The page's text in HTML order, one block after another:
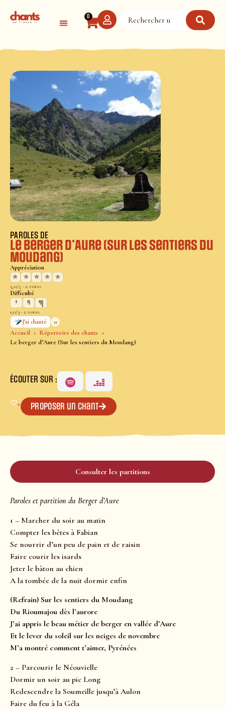
0
Accueil
Répertoire des chants
Le berger d’Aure (Sur les sentiers du Moudang)
PAROLES DE
Le berger d’Aure (Sur les sentiers du
Moudang)
Appréciation
★
★ ★ ★ ★
5,0/5 · 2 votes
Difficulté
1,0/3 · 2 votes
J’ai chanté
0
ÉCOUTER SUR :
♡+ Proposer un chant
Consulter les partitions
Paroles et partition du Berger d’Aure
1 – Marcher du soir au matin
Compter les bêtes à Fabian
Se nourrir d’un peu de pain et de raisin
Faire courir les isards
Jeter le bâton au chien
A la tombée de la nuit dormir enfin
(Refrain) Sur les sentiers du Moudang
Du Rioumajou dès l’aurore
J’ai appris le beau métier de berger en vallée d’Aure
Et le lever du soleil sur les neiges de novembre
M’a montré comment t’aimer, Pyrénées
2 – Parcourir le Néouvielle
Dormir un soir au pic Long
Redescendre la Soumeille jusqu’à Aulon
Faire du feu à la Géla